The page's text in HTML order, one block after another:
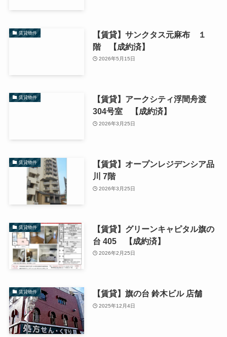
賃貸物件
【賃貸】サンクタス元麻布 １
階 【成約済】
2026年5月15日
賃貸物件
【賃貸】アークシティ浮間舟渡
304号室 【成約済】
2026年3月25日
賃貸物件
【賃貸】オープンレジデンシア品
川 7階
2026年3月25日
賃貸物件
【賃貸】グリーンキャピタル旗の
台 405 【成約済】
2026年2月25日
賃貸物件 【賃貸】旗の台 鈴木ビル 店舗
2025年12月4日